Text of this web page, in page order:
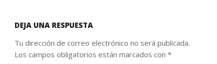
DEJA UNA RESPUESTA
Tu dirección de correo electrónico no será publicada.
Los campos obligatorios están marcados con *